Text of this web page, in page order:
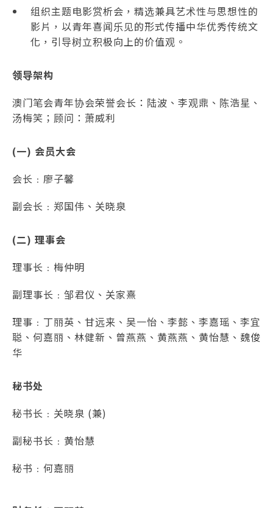
组织主题电影赏析会，精选兼具艺术性与思想性的
影片，以青年喜闻乐见的形式传播中华优秀传统文
化，引导树立积极向上的价值观。
领导架构
澳门笔会青年协会荣誉会长：陆波、李观鼎、陈浩星、
汤梅笑；顾问：萧威利
(一) 会员大会
会长﹕廖子馨
副会长﹕郑国伟、关晓泉
(二) 理事会
理事长﹕梅仲明
副理事长﹕邹君仪、关家熹
理事﹕丁丽英、甘远来、吴一怡、李懿、李嘉瑶、李宜
聪、何嘉丽、林健新、曾燕燕、黄燕燕、黄怡慧、魏俊
华
秘书处
秘书长﹕关晓泉 (兼)
副秘书长﹕黄怡慧
秘书﹕何嘉丽